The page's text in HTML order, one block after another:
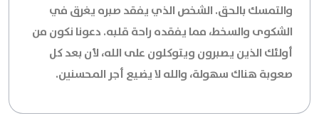
والتمسك بالحق. الشخص الذي يفقد صبره يغرق في
الشكوى والسخط، مما يفقده راحة قلبه. دعونا نكون من
أولئك الذين يصبرون ويتوكلون على الله، لأن بعد كل
صعوبة هناك سهولة، والله لا يضيع أجر المحسنين.